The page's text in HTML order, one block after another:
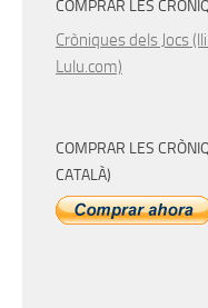
COMPRAR LES
Cròniques dels Jocs
Lulu.com)
COMPRAR LES
CATALÀ)